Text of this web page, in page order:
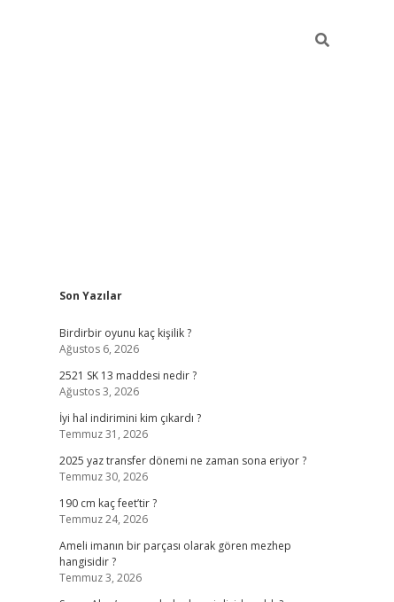
Sidebar
Son Yazılar
Birdirbir oyunu kaç kişilik ?
Ağustos 6, 2026
2521 SK 13 maddesi nedir ?
Ağustos 3, 2026
İyi hal indirimini kim çıkardı ?
Temmuz 31, 2026
2025 yaz transfer dönemi ne zaman sona eriyor ?
Temmuz 30, 2026
190 cm kaç feet’tir ?
Temmuz 24, 2026
Ameli imanın bir parçası olarak gören mezhep
hangisidir ?
Temmuz 3, 2026